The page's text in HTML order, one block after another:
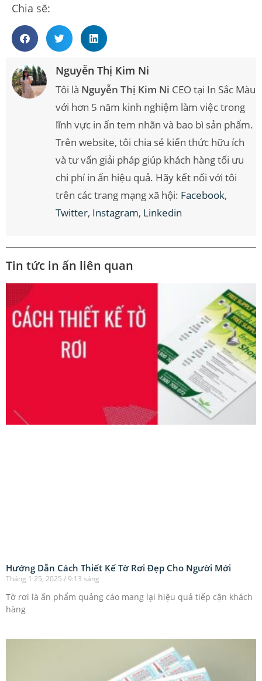
Chia sẽ:
Nguyễn Thị Kim Ni
Tôi là Nguyễn Thị Kim Ni CEO tại In Sắc Màu
với hơn 5 năm kinh nghiệm làm việc trong
lĩnh vực in ấn tem nhãn và bao bì sản phẩm.
Trên website, tôi chia sẻ kiến thức hữu ích
và tư vấn giải pháp giúp khách hàng tối ưu
chi phí in ấn hiệu quả. Hãy kết nối với tôi
trên các trang mạng xã hội: Facebook,
Twitter, Instagram, Linkedin
Tin tức in ấn liên quan
Hướng Dẫn Cách Thiết Kế Tờ Rơi Đẹp Cho Người Mới
Tháng 1 25, 2025 9:13 sáng
Tờ rơi là ấn phẩm quảng cáo mang lại hiệu quả tiếp cận khách
hàng